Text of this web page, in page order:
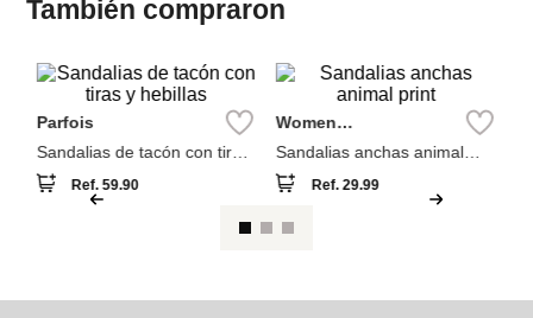
Ver reseña
También compraron